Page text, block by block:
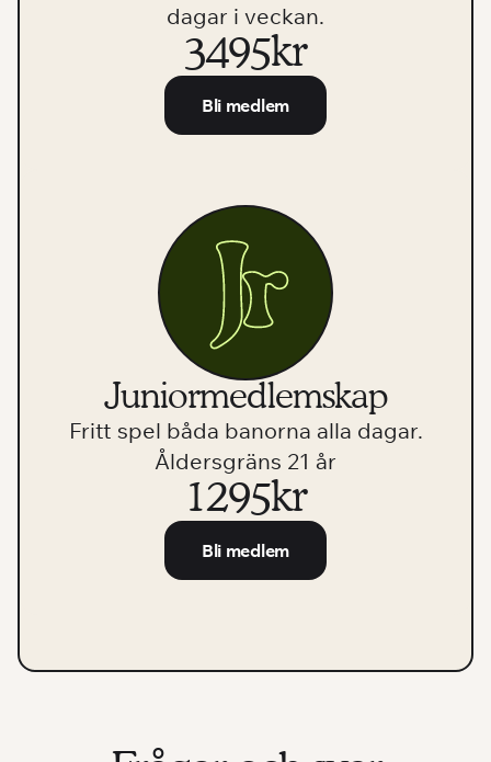
dagar i veckan.
3495kr
Bli medlem
Juniormedlemskap
Fritt spel båda banorna alla dagar.
Åldersgräns 21 år
1295kr
Bli medlem